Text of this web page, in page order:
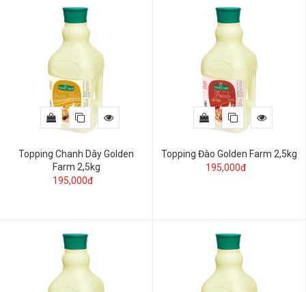
Topping Chanh Dây Golden
Farm 2,5kg
195,000đ
Topping Đào Golden Farm 2,5kg
195,000đ